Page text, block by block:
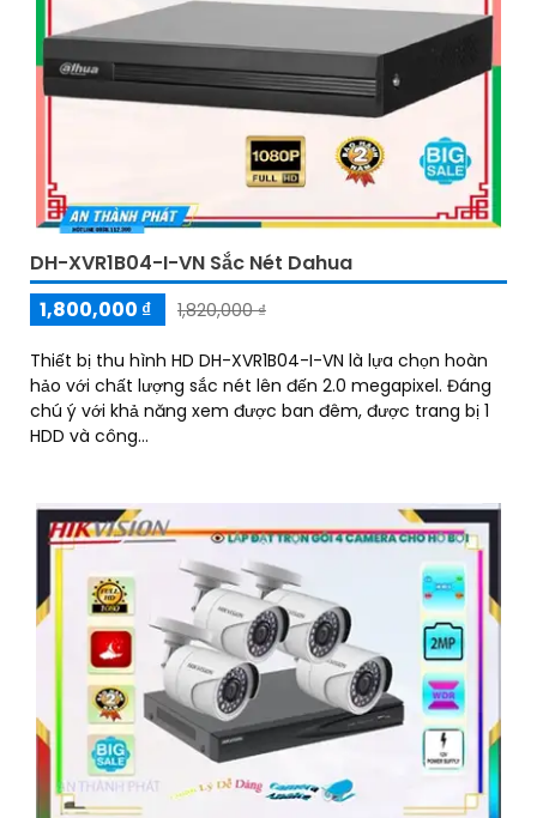
DH-XVR1B04-I-VN Sắc Nét Dahua
1,800,000 ₫
1,820,000 ₫
Thiết bị thu hình HD DH-XVR1B04-I-VN là lựa chọn hoàn
hảo với chất lượng sắc nét lên đến 2.0 megapixel. Đáng
chú ý với khả năng xem được ban đêm, được trang bị 1
HDD và công...